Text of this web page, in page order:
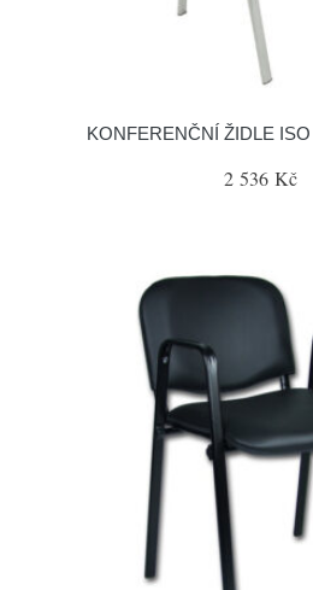
KONFERENČNÍ ŽIDLE
2 536 Kč